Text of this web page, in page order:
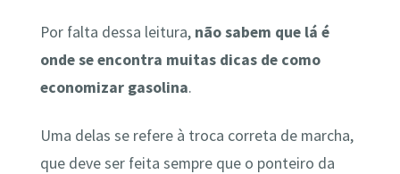
Por falta dessa leitura,não sabem que lá é
onde se encontra muitas dicas de como
economizar gasolina.
Uma delas se refere à troca correta de marcha,
que deve ser feita sempre que o ponteiro da